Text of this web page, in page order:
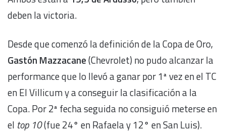
deben la victoria.
Desde que comenzó la definición de la Copa de Oro,
Gastón Mazzacane(Chevrolet) no pudo alcanzar la
performance que lo llevó a ganar por 1ª vez en el TC
en El Villicum y a conseguir la clasificación a la
Copa. Por 2ª fecha seguida no consiguió meterse en
el top 10(fue 24° en Rafaela y 12° en San Luis).